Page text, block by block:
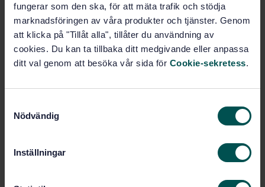
fungerar som den ska, för att mäta trafik och stödja
marknadsföringen av våra produkter och tjänster. Genom
att klicka på "Tillåt alla", tillåter du användning av
cookies. Du kan ta tillbaka ditt medgivande eller anpassa
ditt val genom att besöka vår sida för Cookie-sekretess.
Nödvändig
Inställningar
STANDARD
SVENSK STANDARD · SS-ISO 23711:2022
Tätningsringar - Materialkrav för tätningsringar till
vatten- och avloppsinstallationer - Termoelaster (ISO
23711:2022, IDT)
789 SEK
PDF
Fler alternativ